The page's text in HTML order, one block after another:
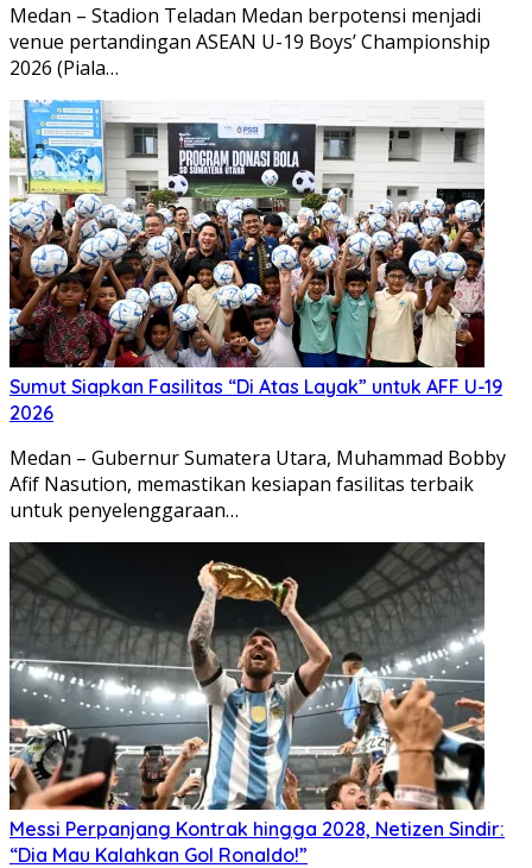
Medan – Stadion Teladan Medan berpotensi menjadi
venue pertandingan ASEAN U-19 Boys’ Championship
2026 (Piala…
Sumut Siapkan Fasilitas “Di Atas Layak” untuk AFF U-19
2026
Medan – Gubernur Sumatera Utara, Muhammad Bobby
Afif Nasution, memastikan kesiapan fasilitas terbaik
untuk penyelenggaraan…
Messi Perpanjang Kontrak hingga 2028, Netizen Sindir:
“Dia Mau Kalahkan Gol Ronaldo!”